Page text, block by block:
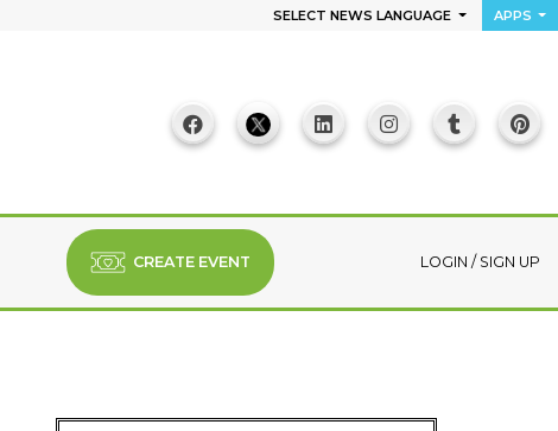
SELECT NEWS LANGUAGE APPS
CREATE EVENT LOGIN / SIGN UP